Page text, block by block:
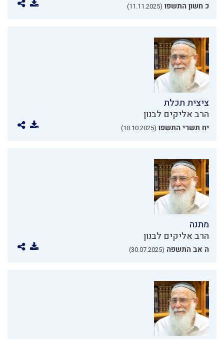
כ חשון התשפו (11.11.2025)
ציצית תכלת
הרב אליקים לבנון
יח תשרי התשפו (10.10.2025)
מתנה
הרב אליקים לבנון
ה אב התשפה (30.07.2025)